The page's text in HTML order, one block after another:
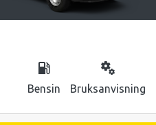
local_gas_station
Bensin
miscellaneous_services
Bruksanvisning